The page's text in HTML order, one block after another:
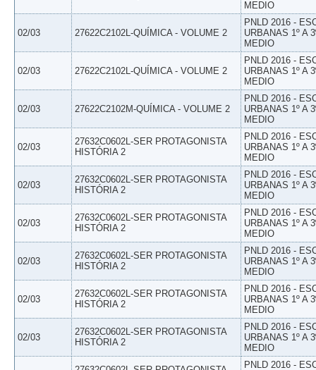
MEDIO
02/03 27622C2102L-QUÍMICA - VOLUME 2
PNLD 2016 -
URBANAS 1º A
MEDIO
02/03 27622C2102L-QUÍMICA - VOLUME 2
PNLD 2016 -
URBANAS 1º A
MEDIO
02/03 27622C2102M-QUÍMICA - VOLUME 2
PNLD 2016 -
URBANAS 1º A
MEDIO
02/03
27632C0602L-SER PROTAGONISTA
HISTÓRIA 2
PNLD 2016 -
URBANAS 1º A
MEDIO
02/03
27632C0602L-SER PROTAGONISTA
HISTÓRIA 2
PNLD 2016 -
URBANAS 1º A
MEDIO
02/03
27632C0602L-SER PROTAGONISTA
HISTÓRIA 2
PNLD 2016 -
URBANAS 1º A
MEDIO
02/03
27632C0602L-SER PROTAGONISTA
HISTÓRIA 2
PNLD 2016 -
URBANAS 1º A
MEDIO
02/03
27632C0602L-SER PROTAGONISTA
HISTÓRIA 2
PNLD 2016 -
URBANAS 1º A
MEDIO
02/03
27632C0602L-SER PROTAGONISTA
HISTÓRIA 2
PNLD 2016 -
URBANAS 1º A
MEDIO
PNLD 2016 -